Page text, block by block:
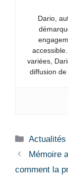
Dario,
variées,
diffusion
Catégories
Actualités
Mémoire
comment la